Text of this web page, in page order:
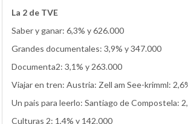
La 2 de TVE
Saber y ganar: 6,3% y 626.000
Grandes documentales: 3,9% y 347.000
Documenta2: 3,1% y 263.000
Viajar en tren: Austria: Zell am See-krimml:
Un pais para leerlo: Santiago de Compostela:
Culturas 2: 1,4% y 142.000